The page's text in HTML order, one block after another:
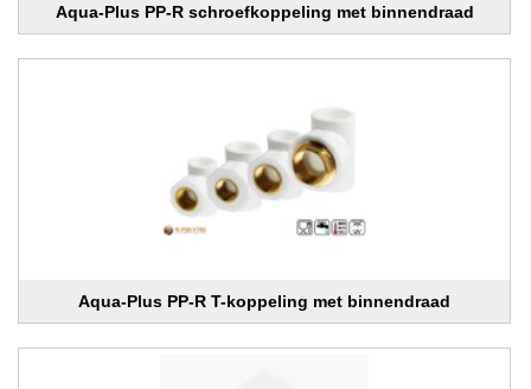
Aqua-Plus PP-R schroefkoppeling met binnendraad
Aqua-Plus PP-R T-koppeling met binnendraad